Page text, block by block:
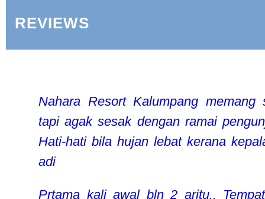
REVIEWS
Nahara Resort Kalumpang memang
tapi agak sesak dengan ramai
Hati-hati bila hujan lebat kerana
adi
Prtama kali awal bln 2 aritu..